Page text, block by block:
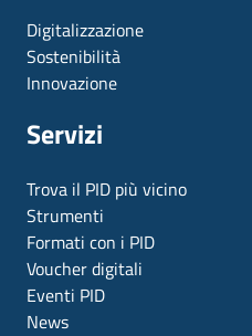
Digitalizzazione
Sostenibilità
Innovazione
Servizi
Trova il PID più vicino
Strumenti
Formati con i PID
Voucher digitali
Eventi PID
News